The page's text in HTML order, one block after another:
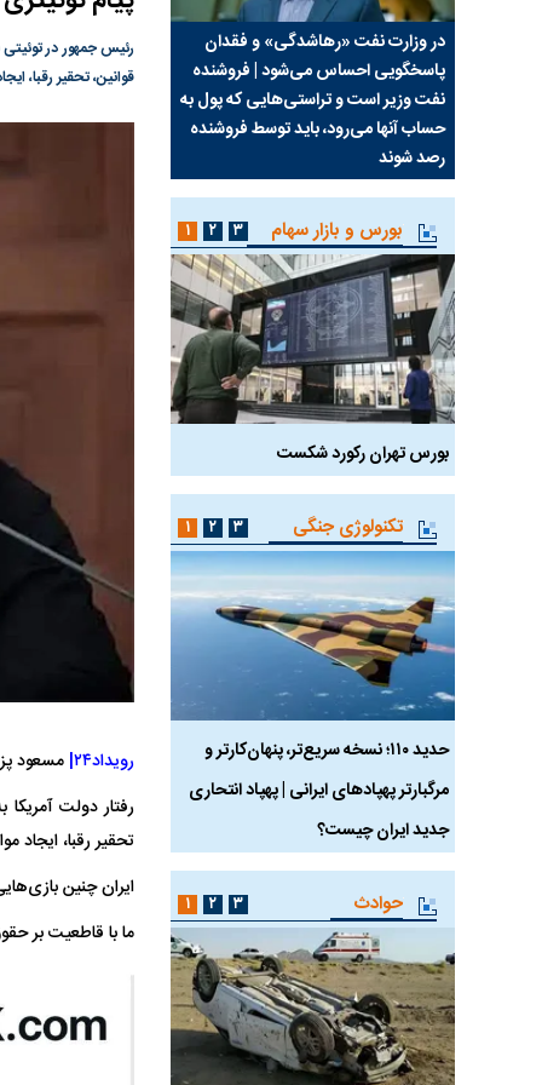
رئیس جمهور در
قوانین، تحقیر رقبا،
رویداد۲۴|
مسعود
رفتار دولت
تحقیر رقبا، ایجاد
ایران چنین
ما با قاطعیت بر
در وزارت نفت «رهاشدگی» و فقدان
پاسخگویی احساس می‌شود | فروشنده
نفت وزیر است و تراستی‌هایی که پول به
حساب آنها می‌رود، باید توسط فروشنده
رصد شوند
چرا رویای آمریکایی
نابودی محور
واشنگتن را زمین زد
بورس و بازار سهام
بورس تهران رکورد شکست سیگنال مثبت دیپلماسی
۱ ۲ ۳
تکنولوژی جنگی
حدید ۱۱۰؛ نسخه سریع‌تر، پنهان‌کارتر و
مرگبارتر پهپادهای ایرانی | پهپاد انتحاری
جدید ایران چیست؟
هواپیمای مرموز E-11A BACN چیست؟
۱ ۲ ۳
حوادث ۱ ۲ ۳